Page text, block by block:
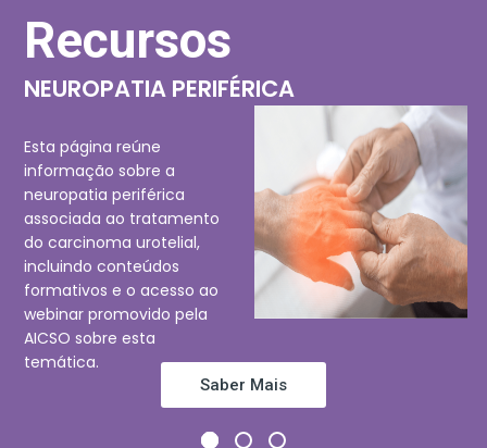
Sobre a AICSO
Recursos
NEUROPATIA PERIFÉRICA
Esta página reúne
informação sobre a
neuropatia periférica
associada ao tratamento
do carcinoma urotelial,
incluindo conteúdos
formativos e o acesso ao
webinar promovido pela
AICSO sobre esta
temática.
Saber Mais